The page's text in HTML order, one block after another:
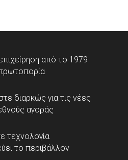
από το 1979
διαρκώς για τις νέες
αγοράς
τεχνολογία
το περιβάλλον